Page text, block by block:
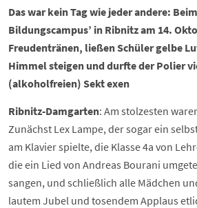
Das war kein Tag wie jeder andere:
Bildungscampus’ in Ribnitz am 14.
Freudentränen, ließen Schüler gelbe
Himmel steigen und durfte der Polier
(alkoholfreien) Sekt exen
Ribnitz-Damgarten: Am stolzesten
Zunächst Lex Lampe, der sogar ein
am Klavier spielte, die Klasse 4a von
die ein Lied von Andreas Bourani
sangen, und schließlich alle Mädchen
lautem Jubel und tosendem Applaus